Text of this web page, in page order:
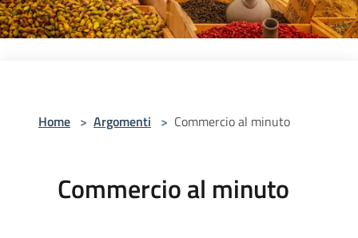
Home > Argomenti > Commercio al minuto
Commercio al minuto